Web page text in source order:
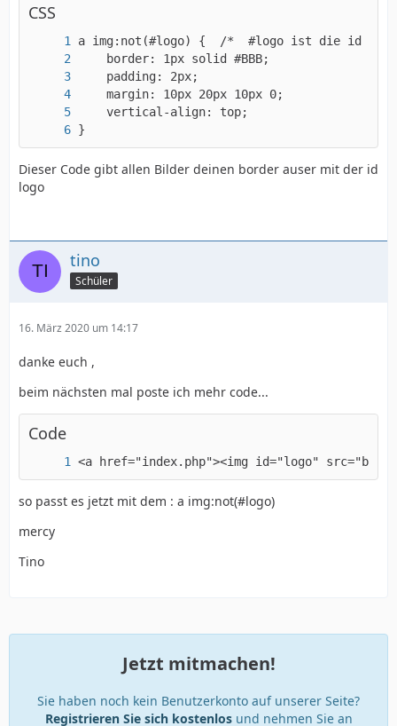
CSS
}
Dieser Code gibt allen Bilder deinen border auser mit der id
logo
tino
Schüler
16. März 2020 um 14:17
danke euch ,
beim nächsten mal poste ich mehr code...
Code
<a href="index.php"><img id="logo"
so passt es jetzt mit dem : a img:not(#logo)
mercy
Tino
Jetzt mitmachen!
Sie haben noch kein Benutzerkonto auf unserer Seite?
Registrieren Sie sich kostenlosund nehmen Sie an